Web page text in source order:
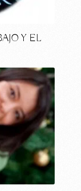
Y EL